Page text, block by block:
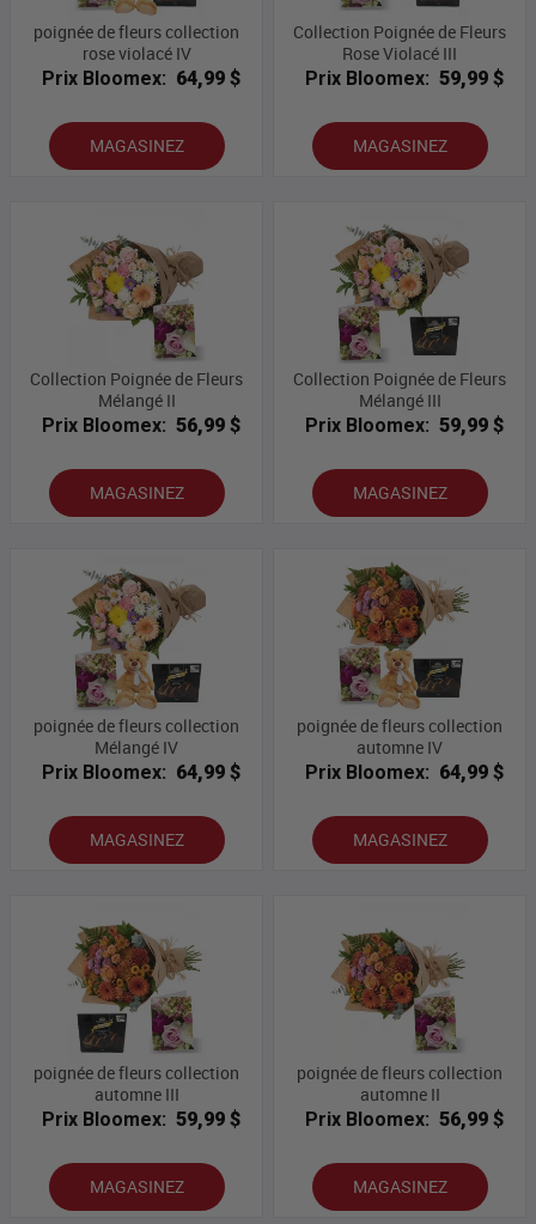
poignée de fleurs collection
rose violacé IV
Prix Bloomex: 64,99 $
MAGASINEZ
Collection Poignée de Fleurs
Rose Violacé III
Prix Bloomex: 59,99 $
MAGASINEZ
Collection Poignée de Fleurs
Mélangé II
Prix Bloomex: 56,99 $
MAGASINEZ
Collection Poignée de Fleurs
Mélangé III
Prix Bloomex: 59,99 $
MAGASINEZ
poignée de fleurs collection
Mélangé IV
Prix Bloomex: 64,99 $
MAGASINEZ
poignée de fleurs collection
automne IV
Prix Bloomex: 64,99 $
MAGASINEZ
poignée de fleurs collection
automne III
Prix Bloomex: 59,99 $
MAGASINEZ
poignée de fleurs collection
automne II
Prix Bloomex: 56,99 $
MAGASINEZ